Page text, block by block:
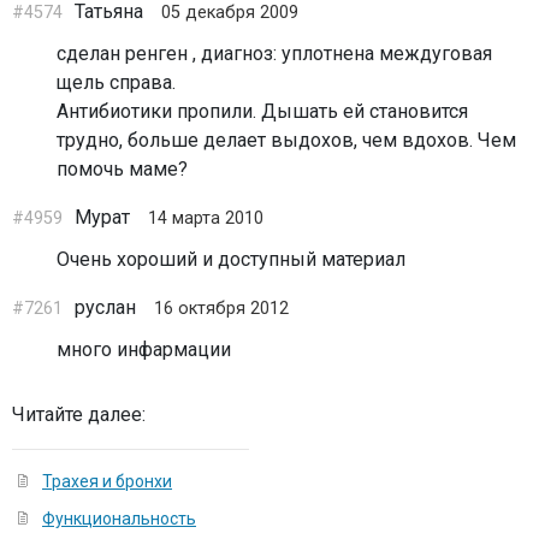
#4574 Татьяна 05 декабря 2009
сделан ренген , диагноз: уплотнена междуговая
щель справа.
Антибиотики пропили. Дышать ей становится
трудно, больше делает выдохов, чем вдохов. Чем
помочь маме?
#4959 Мурат 14 марта 2010
Очень хороший и доступный материал
#7261 руслан 16 октября 2012
много инфармации
Читайте далее:
Трахея и бронхи
Функциональность